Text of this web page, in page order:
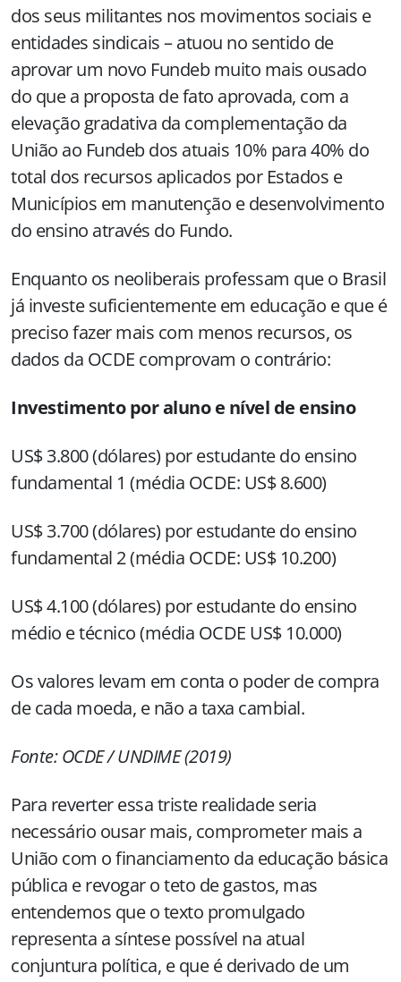
dos seus militantes nos movimentos sociais e
entidades sindicais – atuou no sentido de
aprovar um novo Fundeb muito mais ousado
do que a proposta de fato aprovada, com a
elevação gradativa da complementação da
União ao Fundeb dos atuais 10% para 40% do
total dos recursos aplicados por Estados e
Municípios em manutenção e desenvolvimento
do ensino através do Fundo.
Enquanto os neoliberais professam que o Brasil
já investe suficientemente em educação e que é
preciso fazer mais com menos recursos, os
dados da OCDE comprovam o contrário:
Investimento por aluno e nível de ensino
US$ 3.800 (dólares) por estudante do ensino
fundamental 1 (média OCDE: US$ 8.600)
US$ 3.700 (dólares) por estudante do ensino
fundamental 2 (média OCDE: US$ 10.200)
US$ 4.100 (dólares) por estudante do ensino
médio e técnico (média OCDE US$ 10.000)
Os valores levam em conta o poder de compra
de cada moeda, e não a taxa cambial.
Fonte: OCDE / UNDIME (2019)
Para reverter essa triste realidade seria
necessário ousar mais, comprometer mais a
União com o financiamento da educação básica
pública e revogar o teto de gastos, mas
entendemos que o texto promulgado
representa a síntese possível na atual
conjuntura política, e que é derivado de um